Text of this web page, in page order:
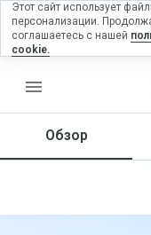
menu
Обзор
на
Как бы
этот
Этот сайт использует
персонализации.
соглашаетесь с нашей
cookie.